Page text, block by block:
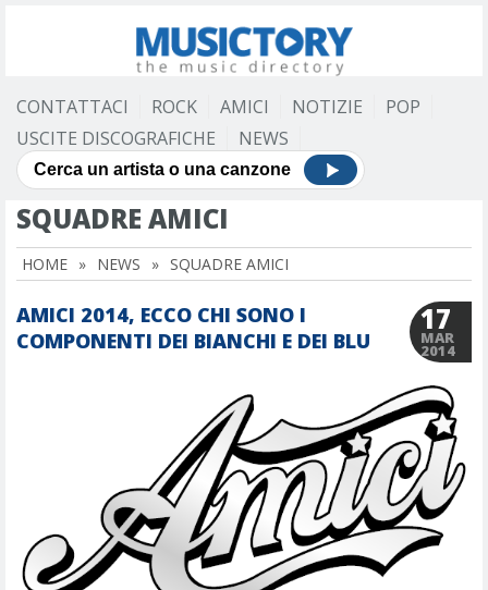
CONTATTACI ROCK AMICI NOTIZIE
POP
USCITE DISCOGRAFICHE
NEWS
SQUADRE AMICI
HOME » NEWS » SQUADRE AMICI
AMICI 2014, ECCO CHI SONO I
COMPONENTI DEI BIANCHI E DEI BLU
17
MAR
2014